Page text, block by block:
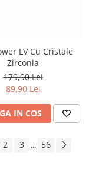
LV Cu Cristale
Zirconia
179,90 Lei
89,90 Lei
IN COS
2 3 ... 56